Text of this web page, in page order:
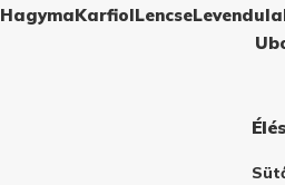
HagymaKarfiolLencseLevendula